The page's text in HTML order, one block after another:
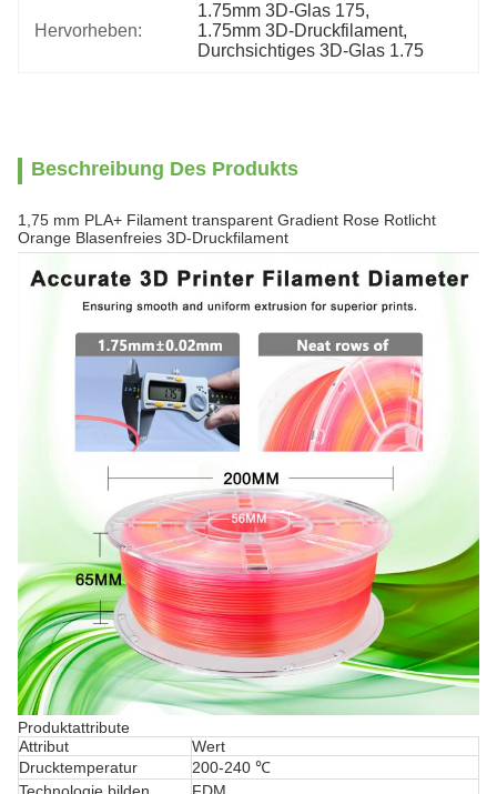
Hervorheben:
1.75mm 3D-Glas 175,
1.75mm 3D-Druckfilament,
Durchsichtiges 3D-Glas 1.75
Beschreibung Des Produkts
1,75 mm PLA+ Filament transparent Gradient Rose Rotlicht
Orange Blasenfreies 3D-Druckfilament
Produktattribute
Attribut
Wert
Drucktemperatur
200-240 ℃